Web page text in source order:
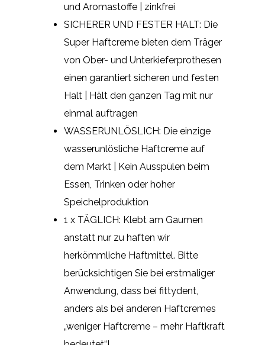
und Aromastoffe | zinkfrei
SICHERER UND FESTER HALT: Die
Super Haftcreme bieten dem Träger
von Ober- und Unterkieferprothesen
einen garantiert sicheren und festen
Halt | Hält den ganzen Tag mit nur
einmal auftragen
WASSERUNLÖSLICH: Die einzige
wasserunlösliche Haftcreme auf
dem Markt | Kein Ausspülen beim
Essen, Trinken oder hoher
Speichelproduktion
1 x TÄGLICH: Klebt am Gaumen
anstatt nur zu haften wir
herkömmliche Haftmittel. Bitte
berücksichtigen Sie bei erstmaliger
Anwendung, dass bei fittydent,
anders als bei anderen Haftcremes
„weniger Haftcreme – mehr Haftkraft